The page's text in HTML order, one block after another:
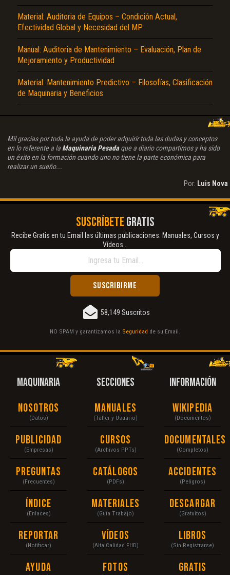
Material: Auditoria de Equipos – Condición Actual,
Efectividad Global y Necesidad del MP
Manual: Auditoria de Mantenimiento – Evaluación, Plan de
Mejoramiento y Productividad
Material: Mantenimiento Predictivo – Filosofías, Clasificación
de Maquinaria y Beneficios
Mil gracias por toda la ayuda de poder adquirir toda las dudas y conceptos
en lo referente a la Maquinaria Pesadaque a diario compartimos y ha sido
un éxito en la formación cuando uno no tiene la parte económica para
realizar un sueño...
Por: Luis Nova
SUSCRÍBETEGRATIS
Recibe Gratis en tu Email las últimas publicaciones. Manuales, Cursos y
Vídeos...
58,149 Suscritos
NO SPAM y garantizamos la Seguridad de su Email.
MAQUINARIA
Nosotros
(Datos)
Publicidad
(Empresas)
Preguntas
(Frecuentes)
Índice
(Enlaces)
Reportar
(Notificar)
Ayuda
SECCIONES
Manuales
(Taller y Usuario)
Cursos
(Archivos PPTs)
Catálogos
(PDFs)
Materiales
(Guía Trabajo)
Vídeos
(Alta Calidad FHD)
Fotos
INFORMACIÓN
Wikipedia
(Documentos)
Documentales
(Completos)
Accidentes
(Peligros)
Descargar
(Gratuitos)
Libros
(Sin Registrarse)
Gratis